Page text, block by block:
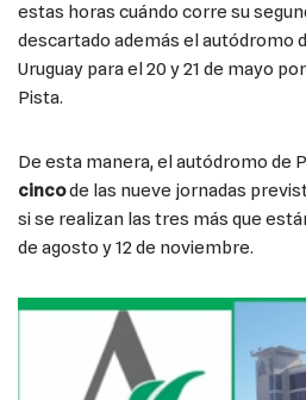
estas horas cuándo corre su
descartado además el autódromo
Uruguay para el 20 y 21 de mayo
Pista.
De esta manera, el autódromo de
cincode las nueve jornadas
si se realizan las tres más que
de agosto y 12 de noviembre.